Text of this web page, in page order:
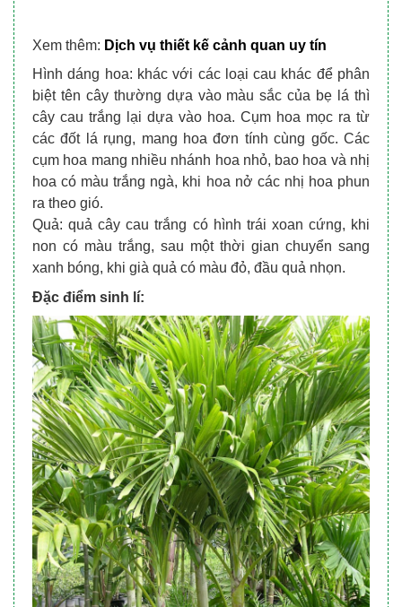
Xem thêm: Dịch vụ thiết kế cảnh quan uy tín
Hình dáng hoa: khác với các loại cau khác để phân
biệt tên cây thường dựa vào màu sắc của bẹ lá thì
cây cau trắng lại dựa vào hoa. Cụm hoa mọc ra từ
các đốt lá rụng, mang hoa đơn tính cùng gốc. Các
cụm hoa mang nhiều nhánh hoa nhỏ, bao hoa và nhị
hoa có màu trắng ngà, khi hoa nở các nhị hoa phun
ra theo gió.
Quả: quả cây cau trắng có hình trái xoan cứng, khi
non có màu trắng, sau một thời gian chuyển sang
xanh bóng, khi già quả có màu đỏ, đầu quả nhọn.
Đặc điểm sinh lí: